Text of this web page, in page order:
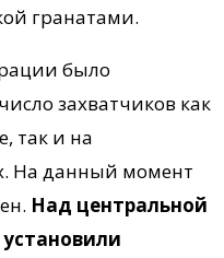
гранатами.
было
захватчиков как
так и на
На данный момент
Над центральной